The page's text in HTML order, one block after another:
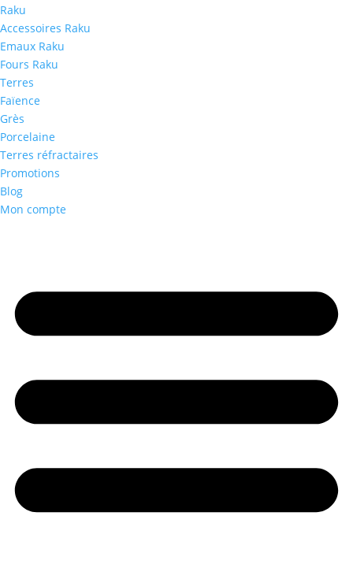
Raku
Accessoires Raku
Emaux Raku
Fours Raku
Terres
Faïence
Grès
Porcelaine
Terres réfractaires
Promotions
Blog
Mon compte